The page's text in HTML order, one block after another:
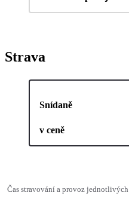
Strava
Snídaně
v ceně
Čas stravování a provoz